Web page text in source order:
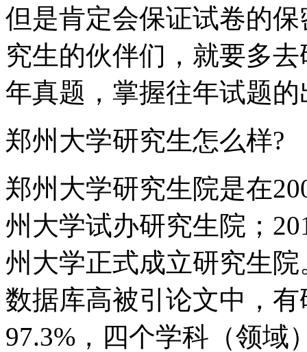
但是肯定会保证试卷的
究生的伙伴们，就要多
年真题，掌握往年试题
郑州大学研究生怎么样?
郑州大学研究生院是在
州大学试办研究生院；
州大学正式成立研究生
数据库高被引论文中，
97.3%，四个学科（领域